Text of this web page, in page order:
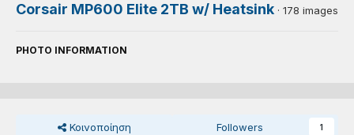
Corsair MP600 Elite 2TB w/ Heatsink · 178 images
PHOTO INFORMATION
Κοινοποίηση Followers 1